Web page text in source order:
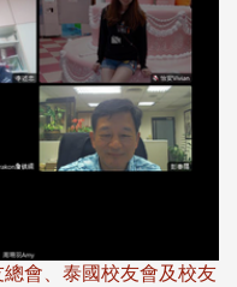
會、泰國校友會及校友